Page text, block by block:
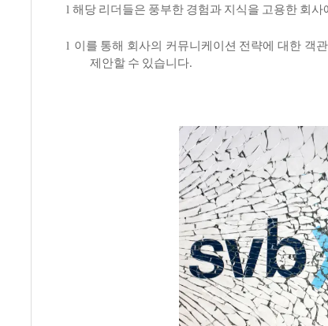
l 해당 리더들은 풍부한 경험과 지식을 고용한 회사
l 이를 통해 회사의 커뮤니케이션 전략에 대한 객
제안할 수 있습니다.